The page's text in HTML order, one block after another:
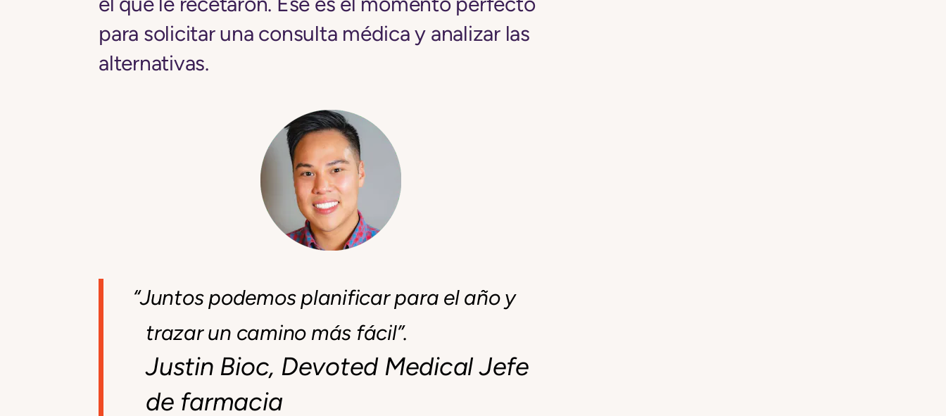
para solicitar una consulta médica y analizar las
alternativas.
“Juntos podemos planificar para el año y
trazar un camino más fácil”.
Justin Bioc, Devoted Medical Jefe
de farmacia